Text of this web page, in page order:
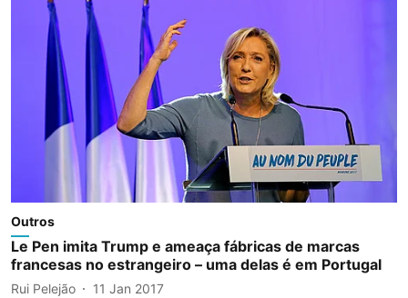
Outros
Le Pen imita Trump e ameaça fábricas de marcas
francesas no estrangeiro – uma delas é em Portugal
Rui Pelejão 11 Jan 2017